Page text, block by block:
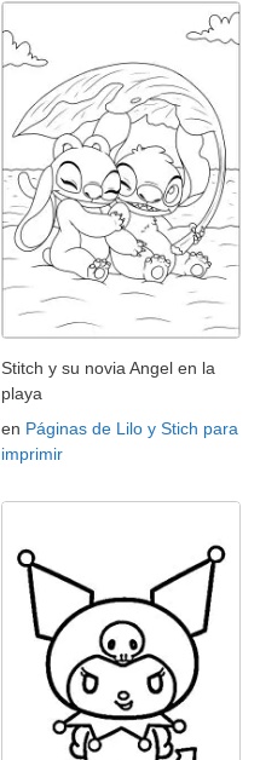
Stitch y su novia Angel en la
playa
en Páginas de Lilo y Stich para
imprimir